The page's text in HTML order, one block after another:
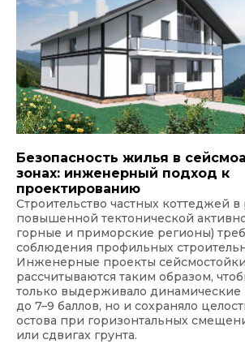
Безопасность жилья в
зонах: инженерный подход к
проектированию
Строительство частных коттеджей в
повышенной тектонической
горные и приморские регионы)
соблюдения профильных
Инженерные проекты
рассчитываются таким образом,
только выдерживало динамические
до 7–9 баллов, но и сохраняло
остова при горизонтальных
или сдвигах грунта.